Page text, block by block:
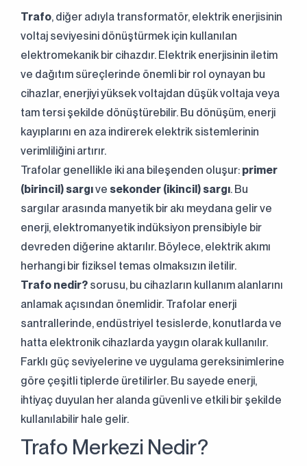
Trafo, diğer adıyla transformatör, elektrik enerjisinin
voltaj seviyesini dönüştürmek için kullanılan
elektromekanik bir cihazdır. Elektrik enerjisinin iletim
ve dağıtım süreçlerinde önemli bir rol oynayan bu
cihazlar, enerjiyi yüksek voltajdan düşük voltaja veya
tam tersi şekilde dönüştürebilir. Bu dönüşüm, enerji
kayıplarını en aza indirerek elektrik sistemlerinin
verimliliğini artırır.
Trafolar genellikle iki ana bileşenden oluşur: primer
(birincil) sargıve sekonder (ikincil) sargı. Bu
sargılar arasında manyetik bir akı meydana gelir ve
enerji, elektromanyetik indüksiyon prensibiyle bir
devreden diğerine aktarılır. Böylece, elektrik akımı
herhangi bir fiziksel temas olmaksızın iletilir.
Trafo nedir? sorusu, bu cihazların kullanım alanlarını
anlamak açısından önemlidir. Trafolar enerji
santrallerinde, endüstriyel tesislerde, konutlarda ve
hatta elektronik cihazlarda yaygın olarak kullanılır.
Farklı güç seviyelerine ve uygulama gereksinimlerine
göre çeşitli tiplerde üretilirler. Bu sayede enerji,
ihtiyaç duyulan her alanda güvenli ve etkili bir şekilde
kullanılabilir hale gelir.
Trafo Merkezi Nedir?